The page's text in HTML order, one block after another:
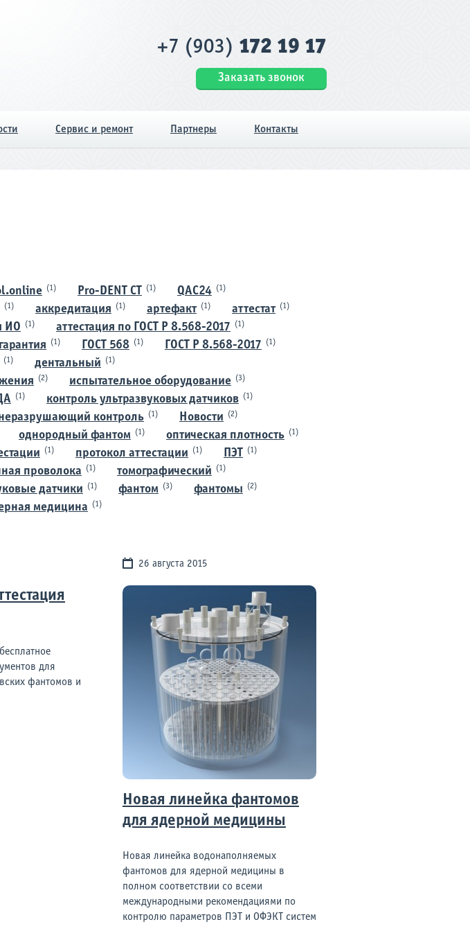
+7 (903) 172 19 17
Заказать звонок
Сервис и ремонт Партнеры Контакты
(1) Pro-DENT CT (1) QAC24 (1)
(1) аккредитация (1) артефакт (1) аттестат (1)
ИО (1) аттестация по ГОСТ Р 8.568-2017 (1)
гарантия (1) ГОСТ 568 (1) ГОСТ Р 8.568-2017 (1)
(1) дентальный (1)
(2) испытательное оборудование (3)
(1) контроль ультразвуковых датчиков (1)
контроль (1) Новости (2)
однородный фантом (1) оптическая плотность (1)
(1) протокол аттестации (1) ПЭТ (1)
проволока (1) томографический (1)
датчики (1) фантом (3) фантомы (2)
медицина (1)
для
фантомов и
26 августа 2015
Новая линейка фантомов
для ядерной медицины
Новая линейка водонаполняемых
фантомов для ядерной медицины в
полном соответствии со всеми
международными рекомендациями по
контролю параметров ПЭТ и ОФЭКТ систем